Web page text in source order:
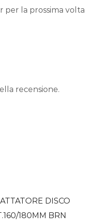
per la prossima volta
recensione.